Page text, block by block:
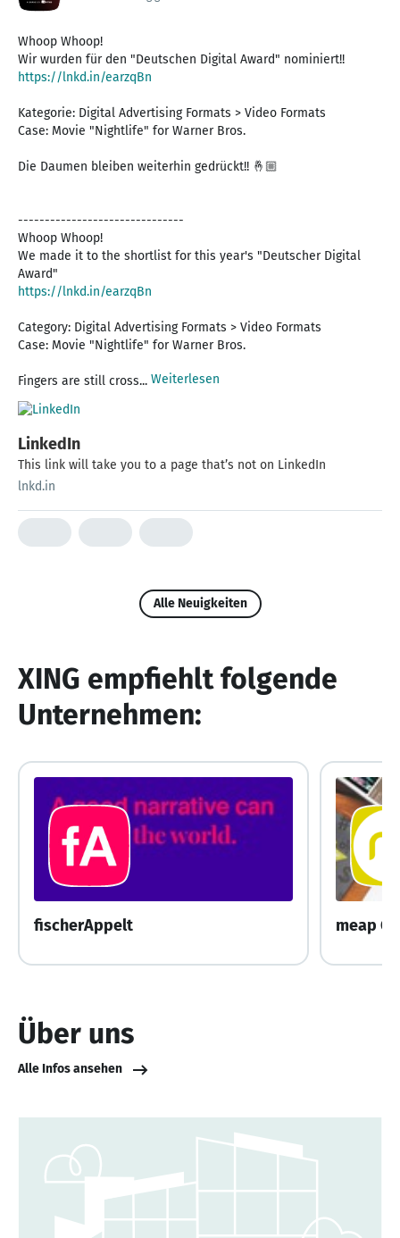
Whoop Whoop!
https://lnkd.in/earzqBn
Kategorie: Digital Advertising Formats > Video Formats
Case: Movie "Nightlife" for Warner Bros.
Die Daumen bleiben weiterhin gedrückt!! 🤞🏼
-------------------------------
Whoop Whoop!
We made it to the shortlist for this year's "Deutscher Digital
https://lnkd.in/earzqBn
Category: Digital Advertising Formats > Video Formats
Case: Movie "Nightlife" for Warner Bros.
Fingers are still cross... Weiterlesen
LinkedIn
This link will take you to a page that’s not on LinkedIn
lnkd.in
Alle Neuigkeiten
XING empfiehlt folgende
Unternehmen:
fischerAppelt meap
Über uns
Alle Infos ansehen